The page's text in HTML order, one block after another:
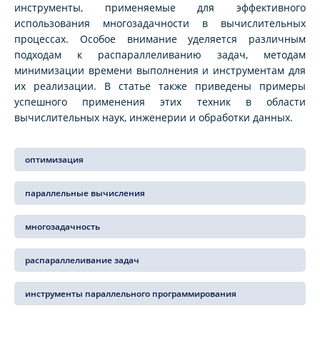
инструменты, применяемые для эффективного
использования многозадачности в вычислительных
процессах. Особое внимание уделяется различным
подходам к распараллеливанию задач, методам
минимизации времени выполнения и инструментам для
их реализации. В статье также приведены примеры
успешного применения этих техник в области
вычислительных наук, инженерии и обработки данных.
оптимизация
параллельные вычисления
многозадачность
распараллеливание задач
инструменты параллельного программирования